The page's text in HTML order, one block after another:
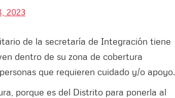
2023
de la secretaría de Integración tiene
dentro de su zona de cobertura
que requieren cuidado y/o apoyo.
porque es del Distrito para ponerla al